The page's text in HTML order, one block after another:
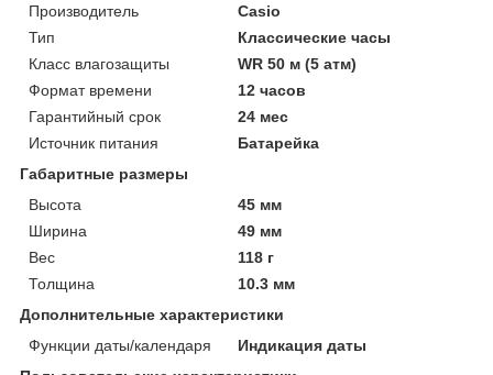
Производитель
Casio
Тип
Классические часы
Класс влагозащиты
WR 50 м (5 атм)
Формат времени
12 часов
Гарантийный срок
24 мес
Источник питания
Батарейка
Габаритные размеры
Высота
45 мм
Ширина
49 мм
Вес
118 г
Толщина
10.3 мм
Дополнительные характеристики
Функции даты/календаря
Индикация даты